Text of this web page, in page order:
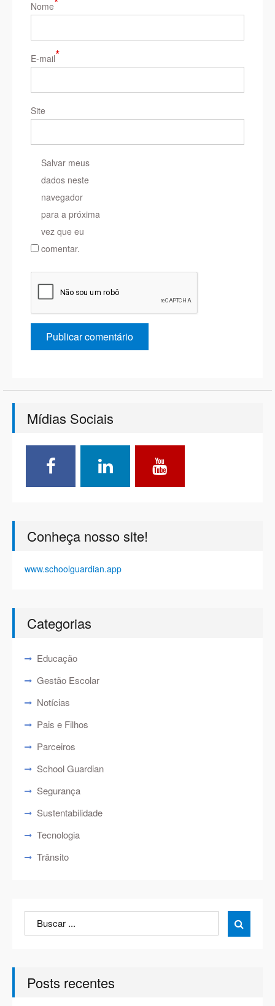
Nome
E-mail*
Site
Salvar meus
dados neste
navegador
para a próxima
vez que eu
comentar.
Mídias Sociais
Conheça nosso site!
www.schoolguardian.app
Categorias
Educação
Gestão Escolar
Notícias
Pais e Filhos
Parceiros
School Guardian
Segurança
Sustentabilidade
Tecnologia
Trânsito
Search
for:

Posts recentes